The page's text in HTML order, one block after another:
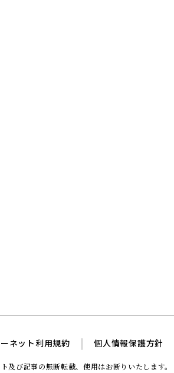
ネット利用規約 個人情報保護方針
及び記事の無断転載、使用はお断りいたします。